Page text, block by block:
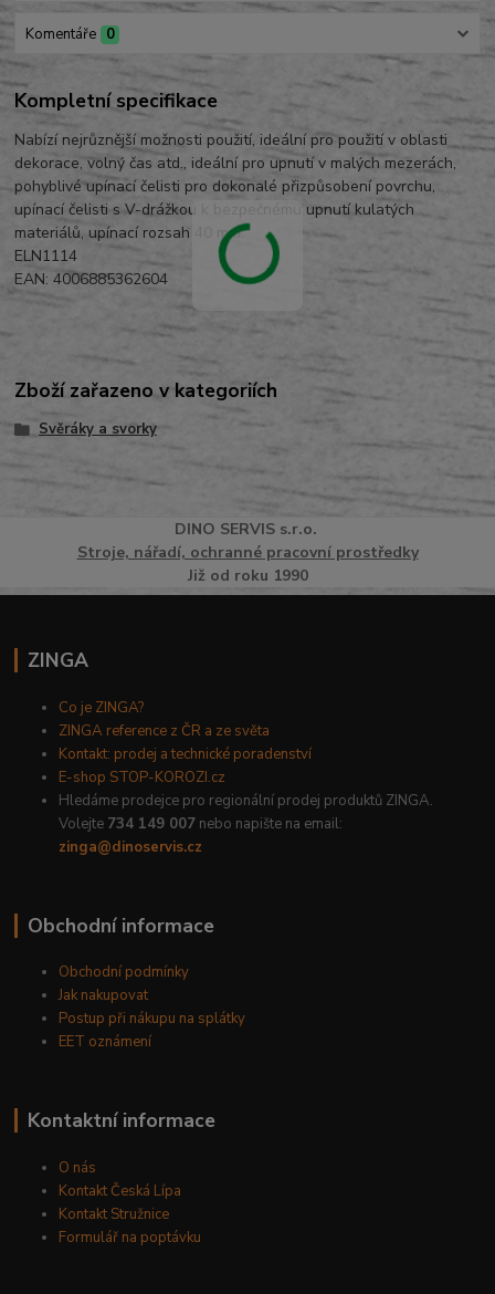
Komentáře 0
Kompletní specifikace
Nabízí nejrůznější možnosti použití, ideální pro použití v oblasti
dekorace, volný čas atd., ideální pro upnutí v malých mezerách,
pohyblivé upínací čelisti pro dokonalé přizpůsobení povrchu,
upínací čelisti s V-drážkou k bezpečnému upnutí kulatých
materiálů, upínací rozsah 40 mm.
ELN1114
EAN: 4006885362604
Zboží zařazeno v kategoriích
Svěráky a svorky
DINO SERVISs.r.o.
Stroje, nářadí, ochranné pracovní prostředky
Již od roku 1990
ZINGA
Co je ZINGA?
ZINGA reference z ČR a ze světa
Kontakt: prodej a technické poradenství
E-shop STOP-KOROZI.cz
Hledáme prodejce pro regionální prodej produktů ZINGA.
Volejte 734 149 007 nebo napište na email:
zinga@dinoservis.cz
Obchodní informace
Obchodní podmínky
Jak nakupovat
Postup při nákupu na splátky
EET oznámení
Kontaktní informace
O nás
Kontakt Česká Lípa
Kontakt Stružnice
Formulář na poptávku